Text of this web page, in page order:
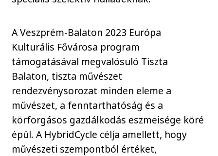
A Veszprém-Balaton 2023 Európa
Kulturális Fővárosa program
támogatásával megvalósuló Tiszta
Balaton, tiszta művészet
rendezvénysorozat minden eleme a
művészet, a fenntarthatóság és a
körforgásos gazdálkodás eszmeisége köré
épül. A HybridCycle célja amellett, hogy
művészeti szempontból értéket,